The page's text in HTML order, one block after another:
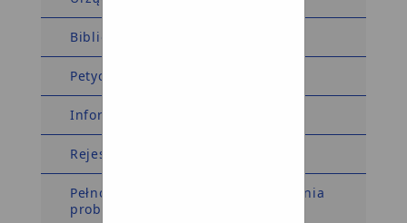
Biblioteka
Petycje
Informacja dla sygnalistów
Rejestry i Ewidencje
Pełnomocnik Wójta ds. rozwiązywania
problemów alkoholowych